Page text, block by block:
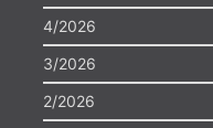
4/2026
3/2026
2/2026